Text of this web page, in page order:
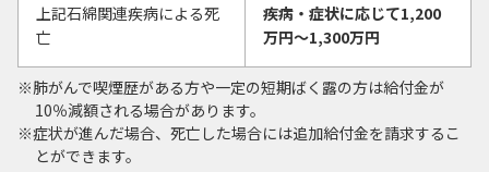
上記石綿関連疾病による死
亡
疾病・症状に応じて1,200
万円〜1,300万円
肺がんで喫煙歴がある方や一定の短期ばく露の方は給付金が
10％減額される場合があります。
症状が進んだ場合、死亡した場合には追加給付金を請求するこ
とができます。